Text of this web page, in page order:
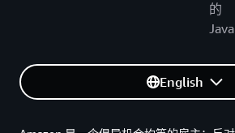
的
English